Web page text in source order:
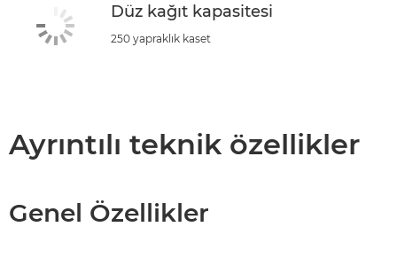
Düz kağıt kapasitesi
250 yapraklık kaset
Ayrıntılı teknik özellikler
Genel Özellikler